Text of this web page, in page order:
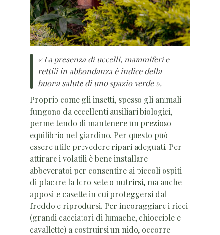
« La presenza di uccelli, mammiferi e
rettili in abbondanza è indice della
buona salute di uno spazio verde ».
Proprio come gli insetti, spesso gli animali
fungono da eccellenti ausiliari biologici,
permettendo di mantenere un prezioso
equilibrio nel giardino. Per questo può
essere utile prevedere ripari adeguati. Per
attirare i volatili è bene installare
abbeveratoi per consentire ai piccoli ospiti
di placare la loro sete o nutrirsi, ma anche
apposite casette in cui proteggersi dal
freddo e riprodursi. Per incoraggiare i ricci
(grandi cacciatori di lumache, chiocciole e
cavallette) a costruirsi un nido, occorre